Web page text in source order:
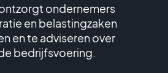
ondernemers
en belastingzaken
en te adviseren over
bedrijfsvoering.